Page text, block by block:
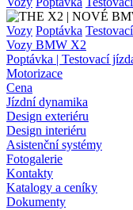
Vozy Poptávka
Vozy BMW X2
Poptávka | Testovací
Motorizace
Cena
Jízdní dynamika
Design exteriéru
Design interiéru
Asistenční systémy
Fotogalerie
Kontakty
Katalogy a ceníky
Dokumenty